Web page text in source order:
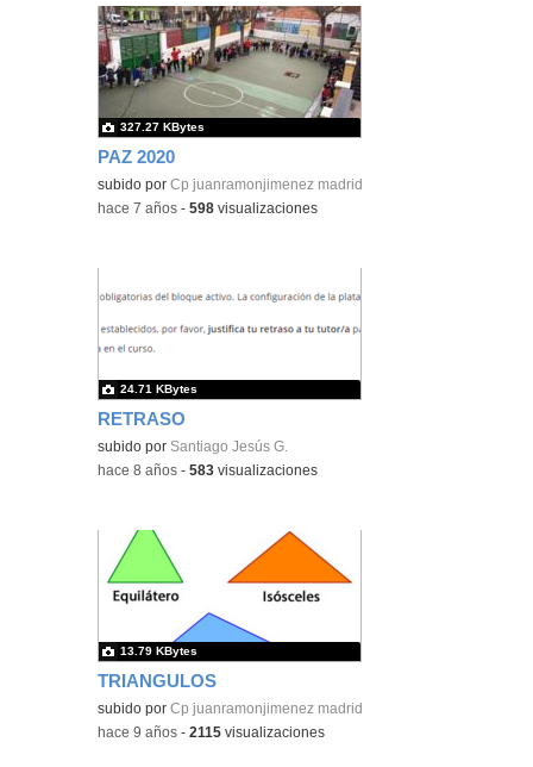
PAZ 2020
subido porCp juanramonjimenez madrid
327.27 KBytes
-hace 7 años -598 visualizaciones
RETRASO
subido por Santiago Jesús G.
24.71 KBytes
-hace 8 años -583 visualizaciones
TRIANGULOS
subido porCp juanramonjimenez madrid
13.79 KBytes
-hace 9 años -2115 visualizaciones